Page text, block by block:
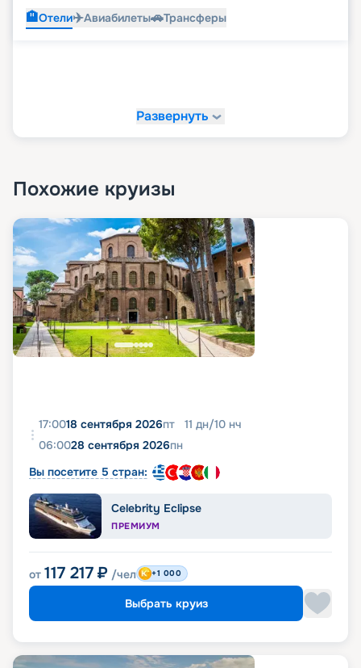
🏨Отели✈️Авиабилеты🚗Трансферы
Развернуть
Похожие круизы
17:0018 сентября 2026пт 11 дн/10 нч
06:0028 сентября 2026пн
Вы посетите 5 стран:
Celebrity Eclipse
ПРЕМИУМ
от 117 217 ₽ /чел +1 000
Выбрать круиз